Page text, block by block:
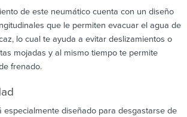
de este neumático cuenta con un diseño
que le permiten evacuar el agua de
lo cual te ayuda a evitar deslizamientos o
mojadas y al mismo tiempo te permite
frenado.
especialmente diseñado para desgastarse de